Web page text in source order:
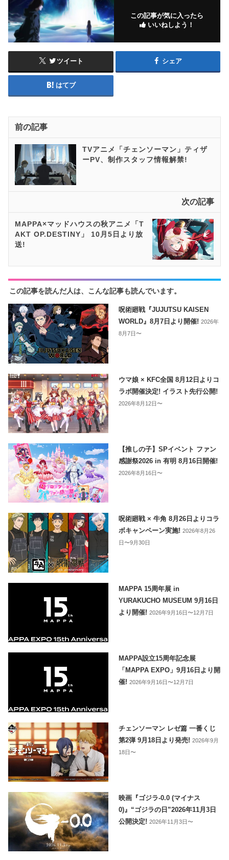
この記事が気に入ったら
いいねしよう！
ツイート シェア
はてブ
前の記事
TVアニメ「チェンソーマン」ティザ
ーPV、制作スタッフ情報解禁!
次の記事
MAPPA×マッドハウスの秋アニメ「T
AKT OP.DESTINY」 10月5日より放
送!
この記事を読んだ人は、こんな記事も読んでいます。
呪術廻戦『JUJUTSU KAISEN
WORLD』8月7日より開催!2026年
8月7日〜
ウマ娘 × KFC全国 8月12日よりコ
ラボ開催決定! イラスト先行公開!
2026年8月12日〜
【推しの子】SPイベント ファン
感謝祭2026 in 有明 8月16日開催!
2026年8月16日〜
呪術廻戦 × 牛角 8月26日よりコラ
ボキャンペーン実施!2026年8月26
日〜9月30日
MAPPA 15周年展 in
YURAKUCHO MUSEUM 9月16日
より開催!2026年9月16日〜12月7日
MAPPA設立15周年記念展
「MAPPA EXPO」9月16日より開
催!2026年9月16日〜12月7日
チェンソーマン レゼ篇 一番くじ
第2弾 9月18日より発売!2026年9月
18日〜
映画『ゴジラ-0.0 (マイナス
0)』“ゴジラの日”2026年11月3日
公開決定!2026年11月3日〜